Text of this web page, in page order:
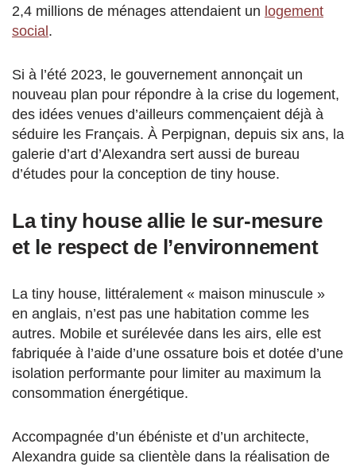
2,4 millions de ménages attendaient un logement
social.
Si à l’été 2023, le gouvernement annonçait un
nouveau plan pour répondre à la crise du logement,
des idées venues d’ailleurs commençaient déjà à
séduire les Français. À Perpignan, depuis six ans, la
galerie d’art d’Alexandra sert aussi de bureau
d’études pour la conception de tiny house.
La tiny house allie le sur-mesure
et le respect de l’environnement
La tiny house, littéralement « maison minuscule »
en anglais, n’est pas une habitation comme les
autres. Mobile et surélevée dans les airs, elle est
fabriquée à l’aide d’une ossature bois et dotée d’une
isolation performante pour limiter au maximum la
consommation énergétique.
Accompagnée d’un ébéniste et d’un architecte,
Alexandra guide sa clientèle dans la réalisation de